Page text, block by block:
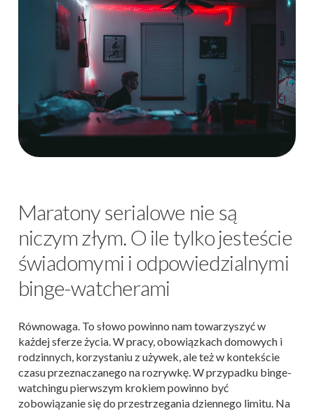
Maratony serialowe nie są
niczym złym. O ile tylko jesteście
świadomymi i odpowiedzialnymi
binge-watcherami
Równowaga. To słowo powinno nam towarzyszyć w
każdej sferze życia. W pracy, obowiązkach domowych i
rodzinnych, korzystaniu z używek, ale też w kontekście
czasu przeznaczanego na rozrywkę. W przypadku binge-
watchingu pierwszym krokiem powinno być
zobowiązanie się do przestrzegania dziennego limitu. Na